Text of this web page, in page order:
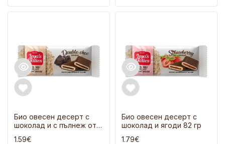
Био овесен десерт с
шоколад и с пълнеж от
1.59€
Био овесен десерт с
шоколад и ягоди 82 гр
1.79€